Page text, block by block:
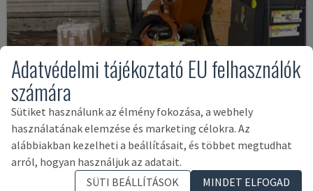
KR 210 R2700 EXTRA
KUKA - ROBOTKAR
OLASZORSZÁG 2016
Adatvédelmi tájékoztató EU felhasználók
számára
Sütiket használunk az élmény fokozása, a webhely
használatának elemzése és marketing célokra. Az
alábbiakban kezelheti a beállításait, és többet megtudhat
arról, hogyan használjuk az adatait.
SÜTI BEÁLLÍTÁSOK
MINDET ELFOGAD